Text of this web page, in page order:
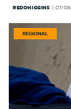
REDOHIGGINS 07/
REGIONAL